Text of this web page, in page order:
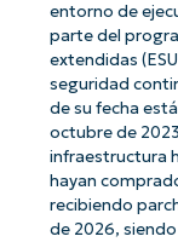
entorno de
parte del
extendidas
seguridad
de su fecha
octubre de
infraestructura
hayan
recibiendo
de 2026,